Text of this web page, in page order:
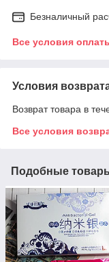
Безналичный
Все условия
Условия
Возврат товара в
Все условия
Подобные